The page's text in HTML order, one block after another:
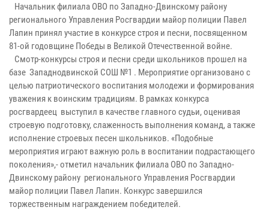
Начальник филиала ОВО по Западно-Двинскому району
регионального Управления Росгвардии майор полиции Павел
Лапин принял участие в конкурсе строя и песни, посвященном
81-ой годовщине Победы в Великой Отечественной войне.
Смотр-конкурсы строя и песни среди школьников прошел на
базе Западнодвинской СОШ №1 . Мероприятие организовано с
целью патриотического воспитания молодежи и формирования
уважения к воинским традициям. В рамках конкурса
росгвардеец выступил в качестве главного судьи, оценивая
строевую подготовку, слаженность выполнения команд, а также
исполнение строевых песен школьников. «Подобные
мероприятия играют важную роль в воспитании подрастающего
поколения»,- отметил начальник филиала ОВО по Западно-
Двинскому району регионального Управления Росгвардии
майор полиции Павел Лапин. Конкурс завершился
торжественным награждением победителей.